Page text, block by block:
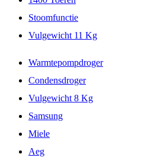
Stoomfunctie
Vulgewicht 11 Kg
Warmtepompdroger
Condensdroger
Vulgewicht 8 Kg
Samsung
Miele
Aeg